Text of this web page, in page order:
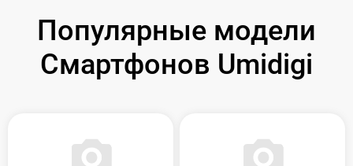
Популярные модели
Смартфонов Umidigi